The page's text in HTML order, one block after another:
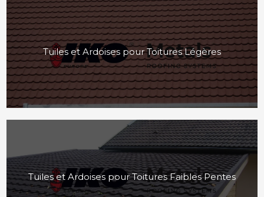
Tuiles et Ardoises pour Toitures Légères
Tuiles et Ardoises pour Toitures Faibles Pentes